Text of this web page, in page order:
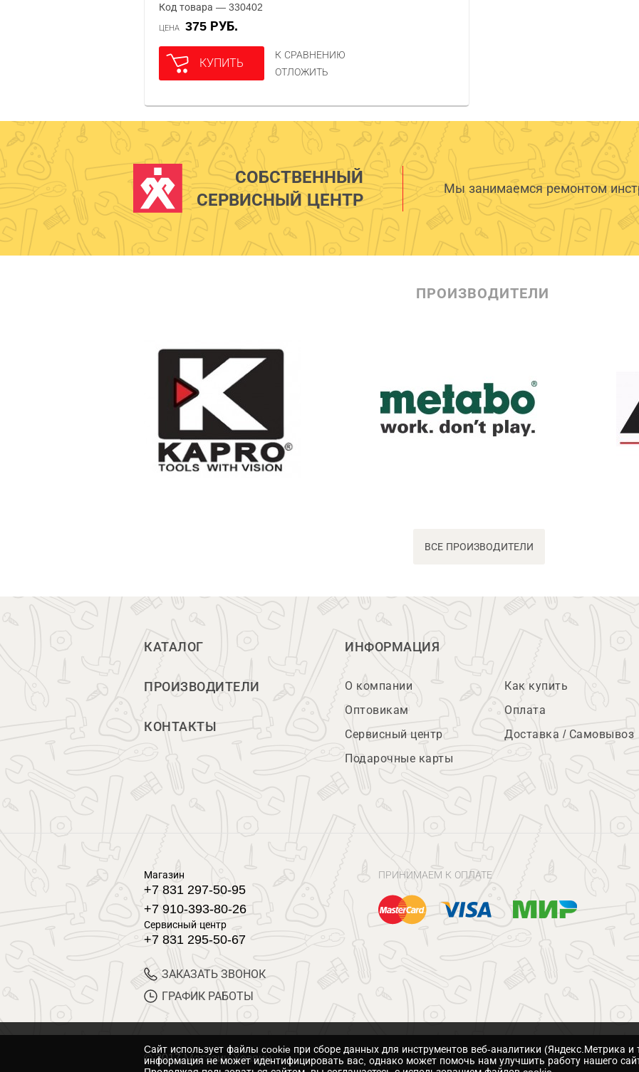
Код товара — 330402
ЦЕНА 375 РУБ.
КУПИТЬ
К СРАВНЕНИЮ
ОТЛОЖИТЬ
СОБСТВЕННЫЙ
СЕРВИСНЫЙ ЦЕНТР
Мы занимаемся ремонтом
ПРОИЗВОДИТЕЛИ
ВСЕ ПРОИЗВОДИТЕЛИ
КАТАЛОГ
ПРОИЗВОДИТЕЛИ
КОНТАКТЫ
ИНФОРМАЦИЯ
О компании
Оптовикам
Сервисный центр
Подарочные карты
Как купить
Оплата
Доставка / Самовывоз
Магазин
+7 831 297-50-95
+7 910-393-80-26
Сервисный центр
+7 831 295-50-67
ЗАКАЗАТЬ ЗВОНОК
ГРАФИК РАБОТЫ
ПРИНИМАЕМ К ОПЛАТЕ
© 2017 Магазин Хозяин
Cайт использует файлы cookie при сборе данных для инструментов веб-аналитики (Яндекс.Метрика
информация не может идентифицировать вас, однако может помочь нам улучшить работу нашего